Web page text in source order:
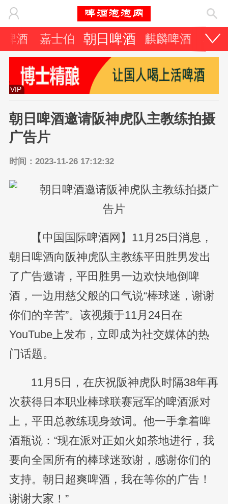
啤酒 嘉士伯 朝日啤酒 麒麟啤酒 其
VIP
朝日啤酒邀请阪神虎队主教练拍摄
广告片
时间：2023-11-26 17:12:32
【中国国际啤酒网】11月25日消息，
朝日啤酒向阪神虎队主教练平田胜男发出
了广告邀请，平田胜男一边欢快地倒啤
酒，一边用慈父般的口气说“棒球迷，谢谢
你们的辛苦”。该视频于11月24日在
YouTube上发布，立即成为社交媒体的热
门话题。
11月5日，在庆祝阪神虎队时隔38年再
次获得日本职业棒球联赛冠军的啤酒派对
上，平田总教练现身致词。他一手拿着啤
酒瓶说：“现在派对正如火如荼地进行，我
要向全国所有的棒球迷致谢，感谢你们的
支持。朝日超爽啤酒，我在等你的广告！
谢谢大家！”